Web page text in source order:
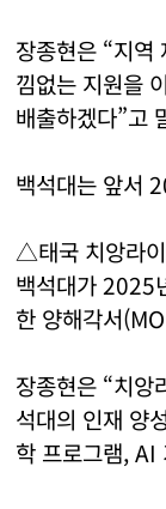
장종현은 “지역
낌없는 지원을
배출하겠다”고
백석대는 앞서
△태국 치앙라
백석대가 2025
한 양해각서
장종현은 “치앙
석대의 인재 양
학 프로그램, AI